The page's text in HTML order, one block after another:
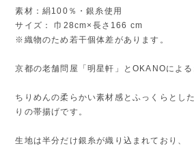
素材：絹100％・銀糸使用
サイズ： 巾28cm×長さ166 cm
※織物のため若干個体差があります。
京都の老舗問屋「明星軒」とOKANOによる
ちりめんの柔らかい素材感とふっくらとし
りの帯揚げです。
生地は半分だけ銀糸が織り込まれており、